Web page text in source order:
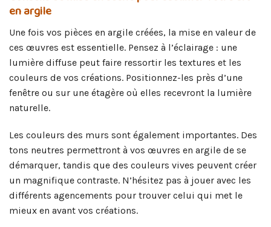
en argile
Une fois vos pièces en argile créées, la mise en valeur de
ces œuvres est essentielle. Pensez à l’éclairage : une
lumière diffuse peut faire ressortir les textures et les
couleurs de vos créations. Positionnez-les près d’une
fenêtre ou sur une étagère où elles recevront la lumière
naturelle.
Les couleurs des murs sont également importantes. Des
tons neutres permettront à vos œuvres en argile de se
démarquer, tandis que des couleurs vives peuvent créer
un magnifique contraste. N’hésitez pas à jouer avec les
différents agencements pour trouver celui qui met le
mieux en avant vos créations.